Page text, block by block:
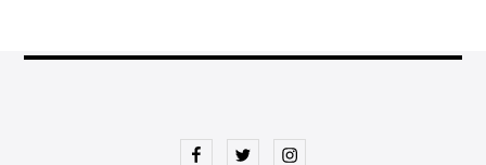
FacebookTwitterInstagram